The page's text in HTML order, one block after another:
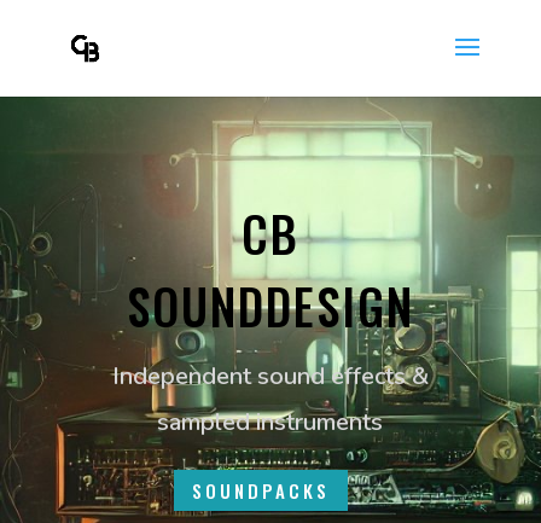
CB
SOUNDDESIGN
Independent sound effects &
sampled instruments
SOUNDPACKS